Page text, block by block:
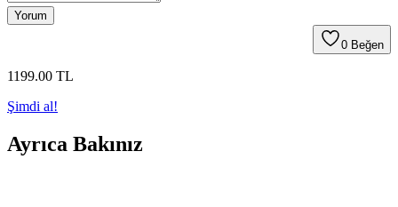
Yorum
0 Beğen
1199.00 TL
Şimdi al!
Ayrıca Bakınız